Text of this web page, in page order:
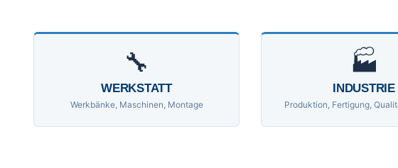
🔧
WERKSTATT
Werkbänke, Maschinen, Montage
🏭
INDUSTRIE
Produktion, Fertigung,